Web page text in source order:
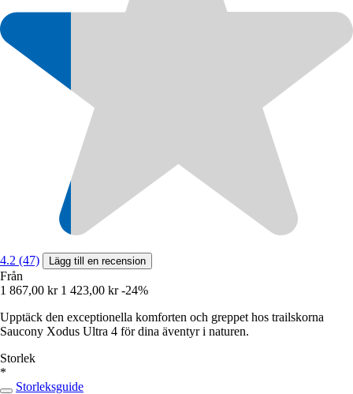
4.2 (47) Lägg till en recension
Från
1 867,00 kr 1 423,00 kr -24%
Upptäck den exceptionella komforten och greppet hos trailskorna
Saucony Xodus Ultra 4 för dina äventyr i naturen.
Storlek
*
Storleksguide